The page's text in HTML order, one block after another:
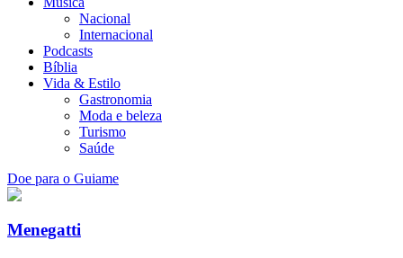
Nacional
Internacional
Podcasts
Bíblia
Vida & Estilo
Gastronomia
Moda e beleza
Turismo
Saúde
Doe para o Guiame
Menegatti